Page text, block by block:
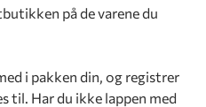
på de varene du
i pakken din, og registrer
til. Har du ikke lappen med